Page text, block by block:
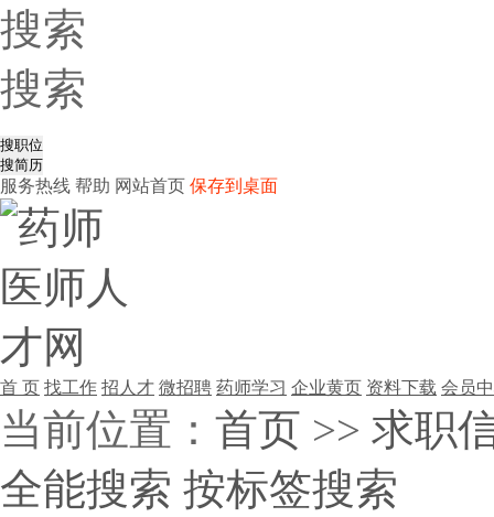
搜索
搜索
服务热线 帮助 网站首页 保存到桌面
首 页 找工作 招人才 微招聘 药师学习 企业黄页 资料下载 会员
当前位置： 首页 >> 求职
全能搜索 按标签搜索